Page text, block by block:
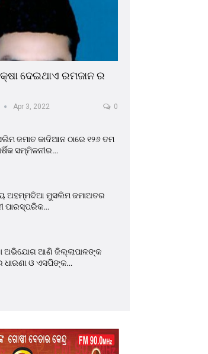
ଦେଇଥାଏ ରମଜାନ ର
Apr 3, 2022 0
ଜମାତ କାଦିଆନ ଠାରେ ୧୨୬ ତମ
ସମ୍ମିଳନୀର…
ଅହମ୍ମଦିଆ ମୁସଲିମ ଜମାଅତର
ପାରସ୍ପରିକ…
ଅଭିଯୋଗ ଆଣି ଜିଲ୍ଲାପାଳଙ୍କ
ଧାରଣା ଓ ଏସପିଙ୍କ…